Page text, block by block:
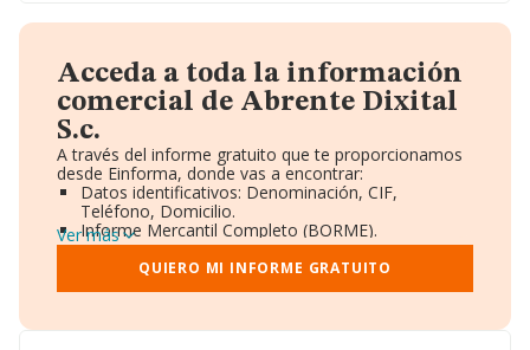
Acceda a toda la información
comercial de Abrente Dixital
S.c.
A través del informe gratuito que te proporcionamos
desde Einforma, donde vas a encontrar:
Datos identificativos: Denominación, CIF,
Teléfono, Domicilio.
Informe Mercantil Completo (BORME).
Gráficos de Evolución Ventas y Empleados.
Consejo de Administración y Administradores.
Directivos y Ejecutivos.
Ver más
QUIERO MI INFORME GRATUITO